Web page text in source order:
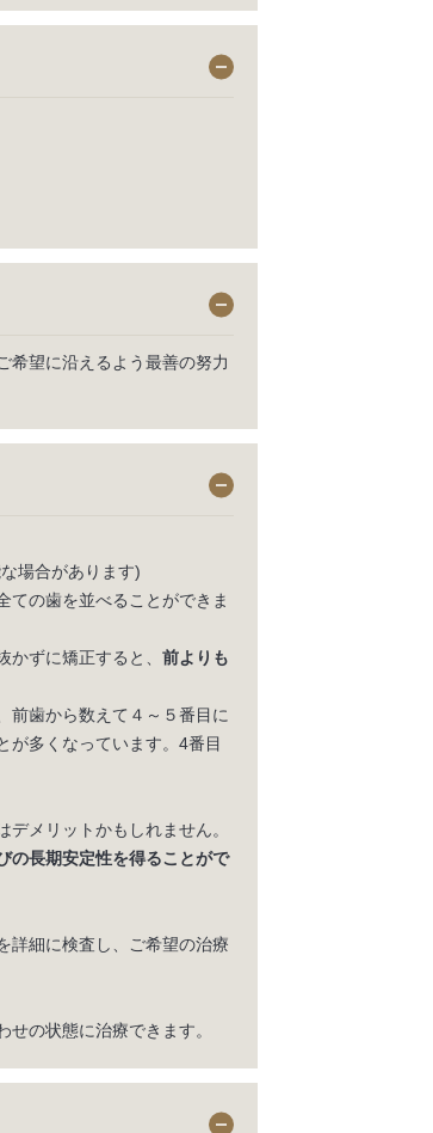
希望に沿えるよう最善の努力
場合があります)
ての歯を並べることができま
ずに矯正すると、 前よりも
前歯から数えて４～５番目に
が多くなっています。4番目
メリットかもしれません。
の長期安定性を得ることがで
詳細に検査し、ご希望の治療
の状態に治療できます。